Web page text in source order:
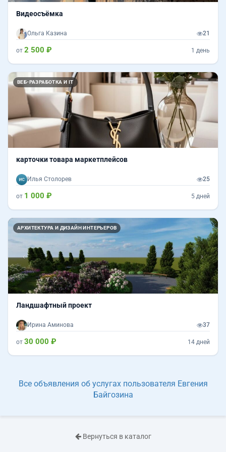
Видеосъёмка
Ольга Казина 21
от 2 500 ₽ 1 день
ВЕБ-РАЗРАБОТКА И IT
карточки товара маркетплейсов
Илья Столорев 25
от 1 000 ₽ 5 дней
АРХИТЕКТУРА И ДИЗАЙН ИНТЕРЬЕРОВ
Назад
Ландшафтный проект
Ирина Аминова 37
от 30 000 ₽ 14 дней
Все объявления об услугах пользователя Евгения
Байгозина
Вернуться в каталог